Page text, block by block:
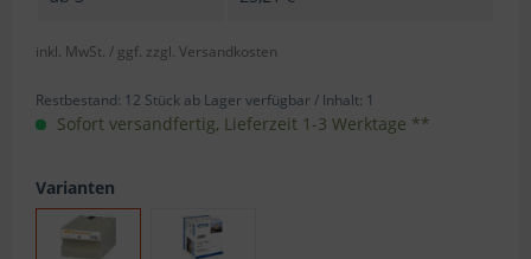
inkl. MwSt. / ggf. zzgl. Versandkosten
Restbestand: 12 Stück ab Lager verfügbar / Inhalt: 1
Sofort versandfertig, Lieferzeit 1-3 Werktage **
Varianten